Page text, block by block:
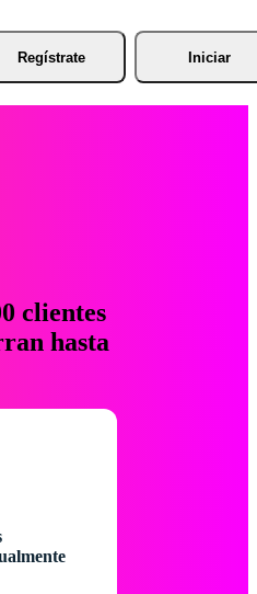
Regístrate Iniciar
clientes
hasta